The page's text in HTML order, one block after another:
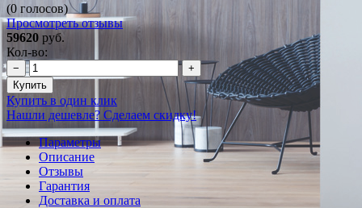
(0 голосов)
Просмотреть отзывы
59620 руб.
Кол-во:
−
+
Купить
Купить в один клик
Нашли дешевле? Сделаем скидку!
Параметры
Описание
Отзывы
Гарантия
Доставка и оплата